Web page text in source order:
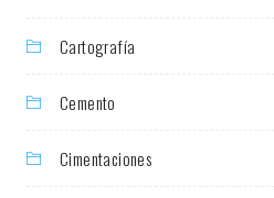
Cartografía
Cemento
Cimentaciones